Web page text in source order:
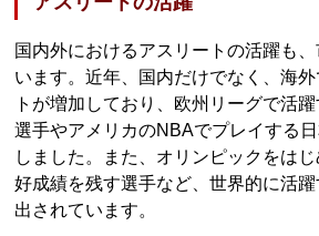
国内外におけるアスリートの活躍も
います。近年、国内だけでなく、海
トが増加しており、欧州リーグで活
選手やアメリカのNBAでプレイする
しました。また、オリンピックをは
好成績を残す選手など、世界的に活
出されています。